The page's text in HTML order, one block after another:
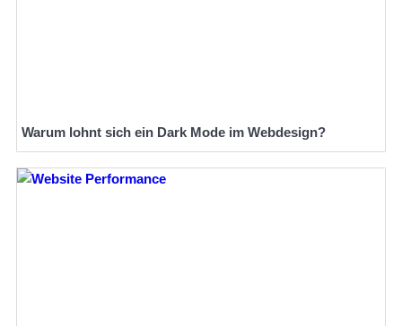
Warum lohnt sich ein Dark Mode im Webdesign?